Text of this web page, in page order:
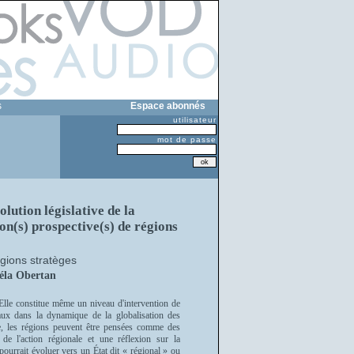
Espace abonnés
utilisateur
mot de passe
législative de la
prospective(s) de régions
stratèges
Obertan
constitue même un niveau d'intervention de
dans la dynamique de la globalisation des
régions peuvent être pensées comme des
de l'action régionale et une réflexion sur la
évoluer vers un État dit « régional » ou